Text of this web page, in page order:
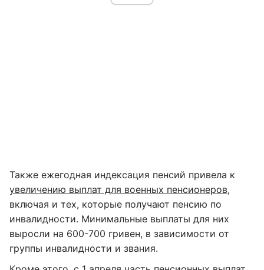
Также ежегодная индексация пенсий привела к
увеличению выплат для военных пенсионеров,
включая и тех, которые получают пенсию по
инвалидности. Минимальные выплаты для них
выросли на 600-700 гривен, в зависимости от
группы инвалидности и звания.